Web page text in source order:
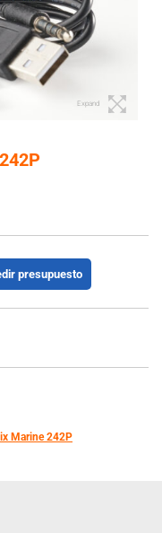
Expand
presupuesto
Marine 242P